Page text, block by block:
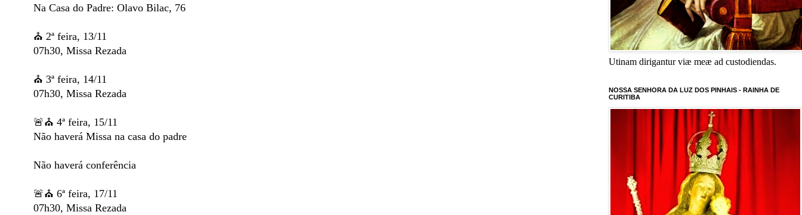
Na Casa do Padre: Olavo Bilac, 76
⛪️ 2ª feira, 13/11
07h30, Missa Rezada
⛪️ 3ª feira, 14/11
07h30, Missa Rezada
🚨⛪️ 4ª feira, 15/11
Não haverá Missa na casa do padre
Não haverá conferência
🚨⛪️ 6ª feira, 17/11
07h30, Missa Rezada
Utinam dirigantur viæ meæ ad custodiendas.
NOSSA SENHORA DA LUZ DOS PINHAIS - RAINHA DE
CURITIBA